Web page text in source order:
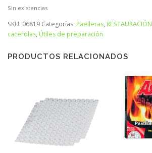
Sin existencias
SKU: 06819 Categorías: Paelleras, RESTAURACIÓN
cacerolas, Útiles de preparación
PRODUCTOS RELACIONADOS